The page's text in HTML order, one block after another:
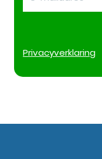
Privacyverklaring